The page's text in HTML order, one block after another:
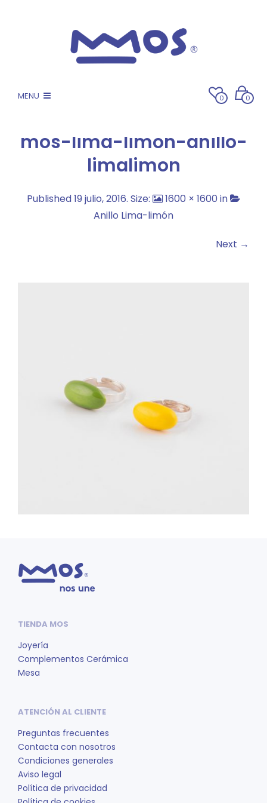
MENU 0 0
mos-lima-limon-anillo-
limalimon
Published19 julio, 2016. Size: 1600 × 1600 in
Anillo Lima-limón
Next →
TIENDA MOS
Joyería
Complementos Cerámica
Mesa
ATENCIÓN AL CLIENTE
Preguntas frecuentes
Contacta con nosotros
Condiciones generales
Aviso legal
Política de privacidad